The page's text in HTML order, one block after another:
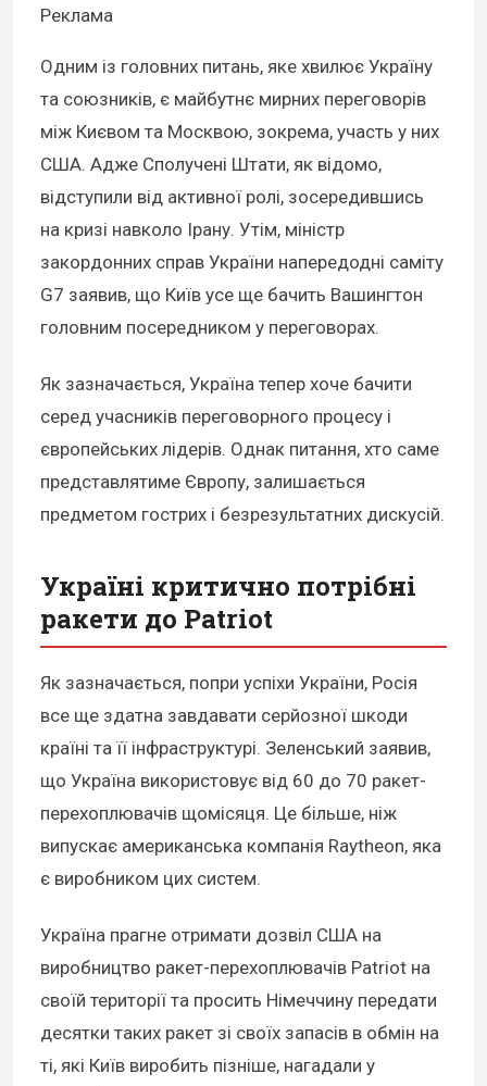
Реклама
Одним із головних питань, яке хвилює Україну
та союзників, є майбутнє мирних переговорів
між Києвом та Москвою, зокрема, участь у них
США. Адже Сполучені Штати, як відомо,
відступили від активної ролі, зосередившись
на кризі навколо Ірану. Утім, міністр
закордонних справ України напередодні саміту
G7 заявив, що Київ усе ще бачить Вашингтон
головним посередником у переговорах.
Як зазначається, Україна тепер хоче бачити
серед учасників переговорного процесу і
європейських лідерів. Однак питання, хто саме
представлятиме Європу, залишається
предметом гострих і безрезультатних дискусій.
Україні критично потрібні
ракети до Patriot
Як зазначається, попри успіхи України, Росія
все ще здатна завдавати серйозної шкоди
країні та її інфраструктурі. Зеленський заявив,
що Україна використовує від 60 до 70 ракет-
перехоплювачів щомісяця. Це більше, ніж
випускає американська компанія Raytheon, яка
є виробником цих систем.
Україна прагне отримати дозвіл США на
виробництво ракет-перехоплювачів Patriot на
своїй території та просить Німеччину передати
десятки таких ракет зі своїх запасів в обмін на
ті, які Київ виробить пізніше, нагадали у